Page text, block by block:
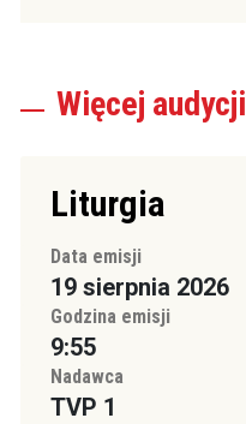
Więcej audycji
Liturgia
Data emisji
19 sierpnia 2026
Godzina emisji
9:55
Nadawca
TVP 1